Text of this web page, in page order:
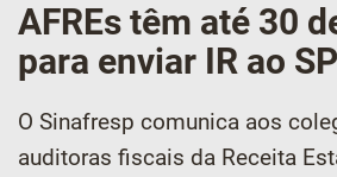
AFREs têm até 30
para enviar IR ao
O Sinafresp comunica aos
auditoras fiscais da Receita